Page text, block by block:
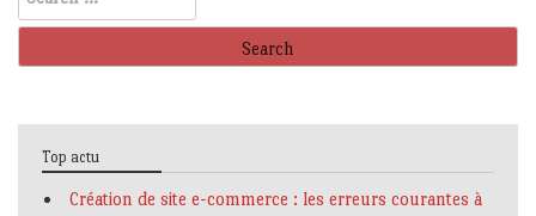
for:
Top actu
Création de site e-commerce : les erreurs courantes à